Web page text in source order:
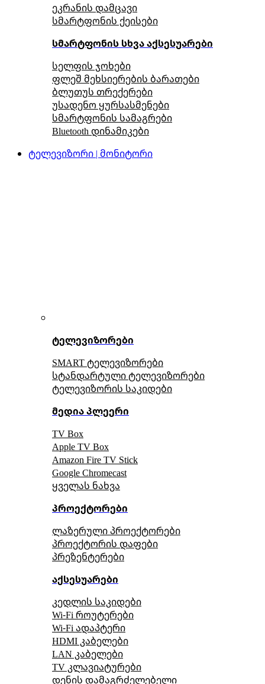
ეკრანის დამცავი
სმარტფონის ქეისები
სმარტფონის სხვა აქსესუარები
სელფის ჯოხები
ფლეშ მეხსიერების ბარათები
ბლუთუს თრექერები
უსადენო ყურსასმენები
სმარტფონის სამაგრები
Bluetooth დინამიკები
ტელევიზორი | მონიტორი
ტელევიზორები
SMART ტელევიზორები
სტანდარტული ტელევიზორები
ტელევიზორის საკიდები
მედია პლეერი
TV Box
Apple TV Box
Amazon Fire TV Stick
Google Chromecast
ყველას ნახვა
პროექტორები
ლაზერული პროექტორები
პროექტორის დაფები
პრეზენტერები
აქსესუარები
კედლის საკიდები
Wi-Fi როუტერები
Wi-Fi ადაპტერი
HDMI კაბელები
LAN კაბელები
TV კლავიატურები
დენის დამაგრძელებელი